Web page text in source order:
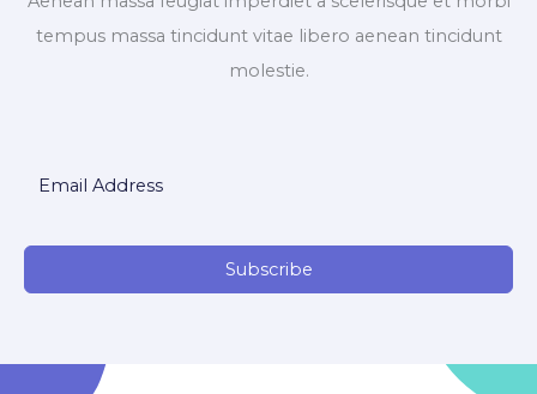
tempus massa tincidunt vitae libero aenean tincidunt
molestie.
Subscribe